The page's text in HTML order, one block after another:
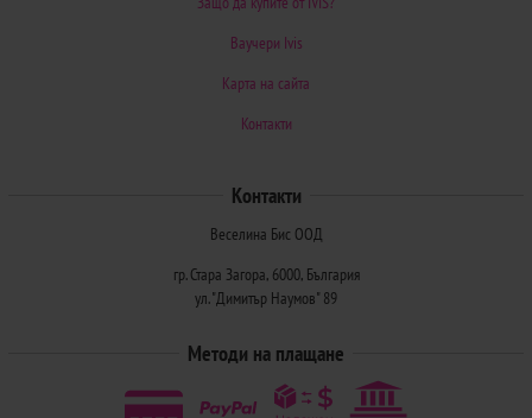
Ваучери Ivis
Карта на сайта
Контакти
Контакти
Веселина Бис ООД
гр. Стара Загора, 6000, България
ул. "Димитър Наумов" 89
Методи на плащане